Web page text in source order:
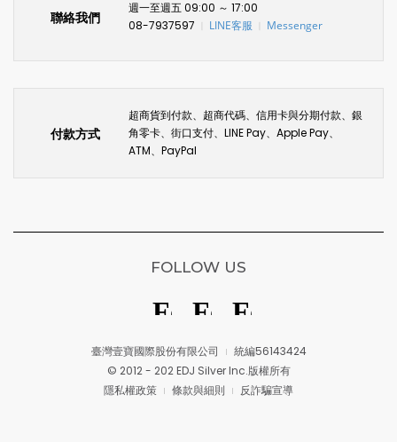
聯絡我們
週一至週五 09:00 ～ 17:00
08-7937597
LINE客服 Messenger
付款方式
超商貨到付款、超商代碼、信用卡與分期付款、銀
角零卡、街口支付、LINE Pay、Apple Pay、
ATM、PayPal
臺灣壹寶國際股份有限公司
統編56143424
© 2012 - 202 EDJ Silver Inc.版權所有
隱私權政策
條款與細則 反詐騙宣導
FOLLOW US